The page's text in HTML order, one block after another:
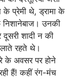
प्रेमी थे, ड्रामा के
उनकी
शादी न की
रहते थे।
के अवसर पर होने
हैं! कहीं रंग-मंच